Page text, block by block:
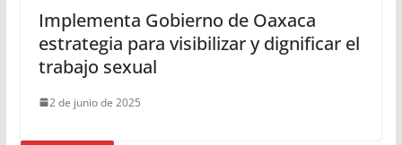
Implementa Gobierno de Oaxaca
estrategia para visibilizar y dignificar el
trabajo sexual
2 de junio de 2025